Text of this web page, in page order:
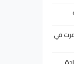
في